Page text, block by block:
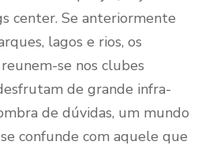
center. Se anteriormente
lagos e rios, os
se nos clubes
de grande infra-
de dúvidas, um mundo
confunde com aquele que